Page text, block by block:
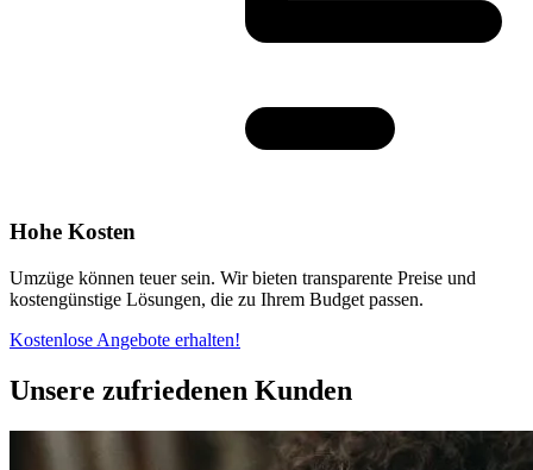
Hohe Kosten
Umzüge können teuer sein. Wir bieten transparente Preise und
kostengünstige Lösungen, die zu Ihrem Budget passen.
Kostenlose Angebote erhalten!
Unsere zufriedenen Kunden